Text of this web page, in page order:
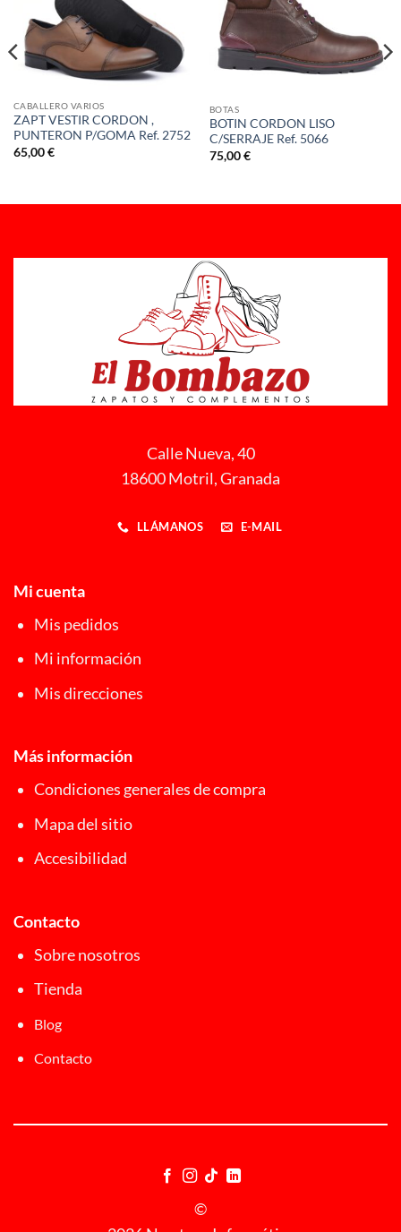
CABALLERO VARIOS
ZAPT VESTIR CORDON ,
PUNTERON P/GOMA Ref. 2752
65,00€
BOTAS
BOTIN CORDON LISO
C/SERRAJE Ref. 5066
75,00€
Calle Nueva, 40
18600 Motril, Granada
LLÁMANOS E-MAIL
Mi cuenta
Mis pedidos
Mi información
Mis direcciones
Más información
Condiciones generales de compra
Mapa del sitio
Accesibilidad
Contacto
Sobre nosotros
Tienda
Blog
Contacto
©